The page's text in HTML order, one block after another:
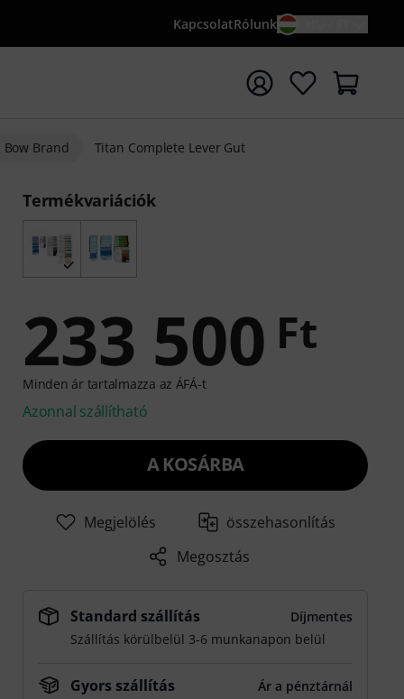
KapcsolatRólunk
indítása {searchTerm} keresőszóval
Bow Brand Titan Complete Lever Gut
Termékvariációk
233 500 Ft
Minden ár tartalmazza az ÁFÁ-t
Azonnal szállítható
A KOSÁRBA
Megjelölés
összehasonlítás
Megosztás
Standard szállítás
Díjmentes
Szállítás körülbelül 3-6 munkanapon belül
Gyors szállítás
Ár a pénztárnál